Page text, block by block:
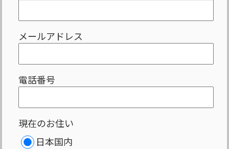
メールアドレス
電話番号
現在のお住い
日本国内